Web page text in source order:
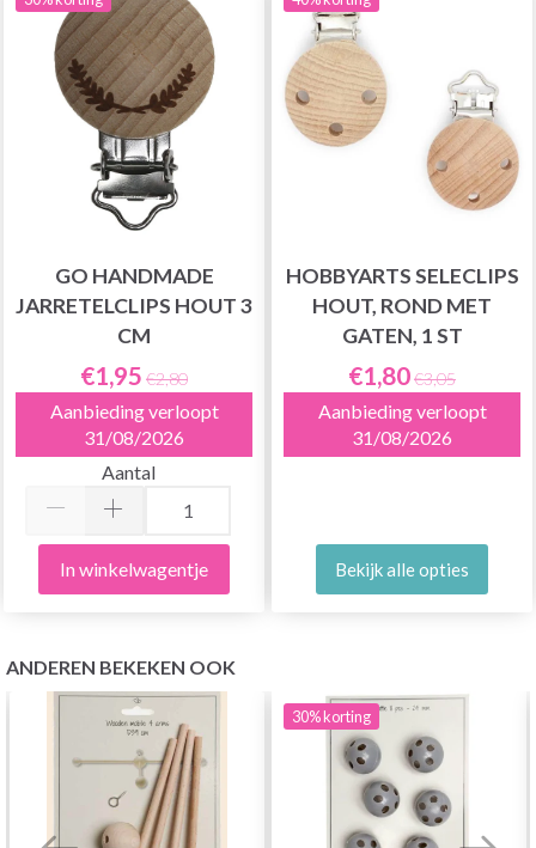
GO HANDMADE
JARRETELCLIPS HOUT 3
CM
€1,95 €2,80
Aanbieding verloopt
31/08/2026
Aantal
In winkelwagentje
HOBBYARTS SELECLIPS
HOUT, ROND MET
GATEN, 1 ST
€1,80€3,05
Aanbieding verloopt
31/08/2026
Bekijk alle opties
ANDEREN BEKEKEN OOK
30%korting